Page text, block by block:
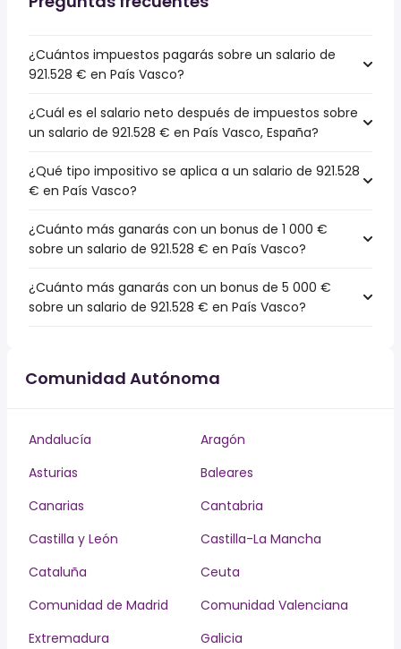
¿Cuántos impuestos pagarás sobre un salario de
921.528 € en País Vasco?
¿Cuál es el salario neto después de impuestos sobre
un salario de 921.528 € en País Vasco, España?
¿Qué tipo impositivo se aplica a un salario de 921.528
€ en País Vasco?
¿Cuánto más ganarás con un bonus de 1 000 €
sobre un salario de 921.528 € en País Vasco?
¿Cuánto más ganarás con un bonus de 5 000 €
sobre un salario de 921.528 € en País Vasco?
Comunidad Autónoma
Andalucía
Aragón
Asturias
Baleares
Canarias
Cantabria
Castilla y León
Castilla-La Mancha
Cataluña
Ceuta
Comunidad de Madrid
Comunidad Valenciana
Extremadura
Galicia